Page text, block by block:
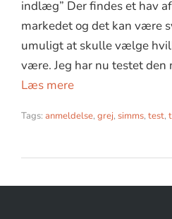
indlæg” Der findes et hav
markedet og det kan være
umuligt at skulle vælge
være. Jeg har nu testet den
Læs mere
Tags: anmeldelse, grej, simms, test,